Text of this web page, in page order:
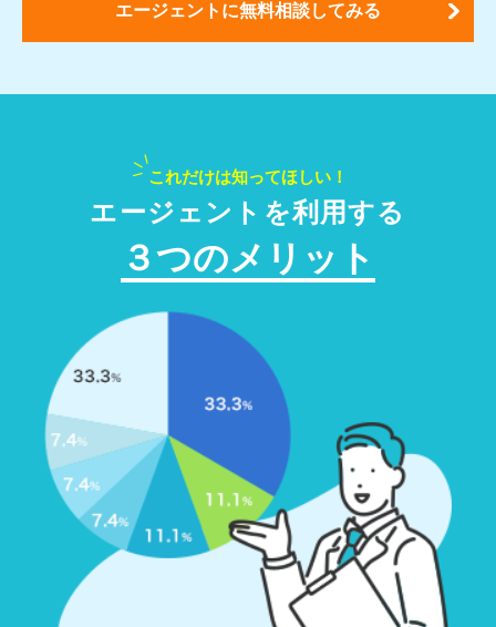
エージェントに無料相談してみる
これだけは知ってほしい！
エージェントを利用する
３つのメリット